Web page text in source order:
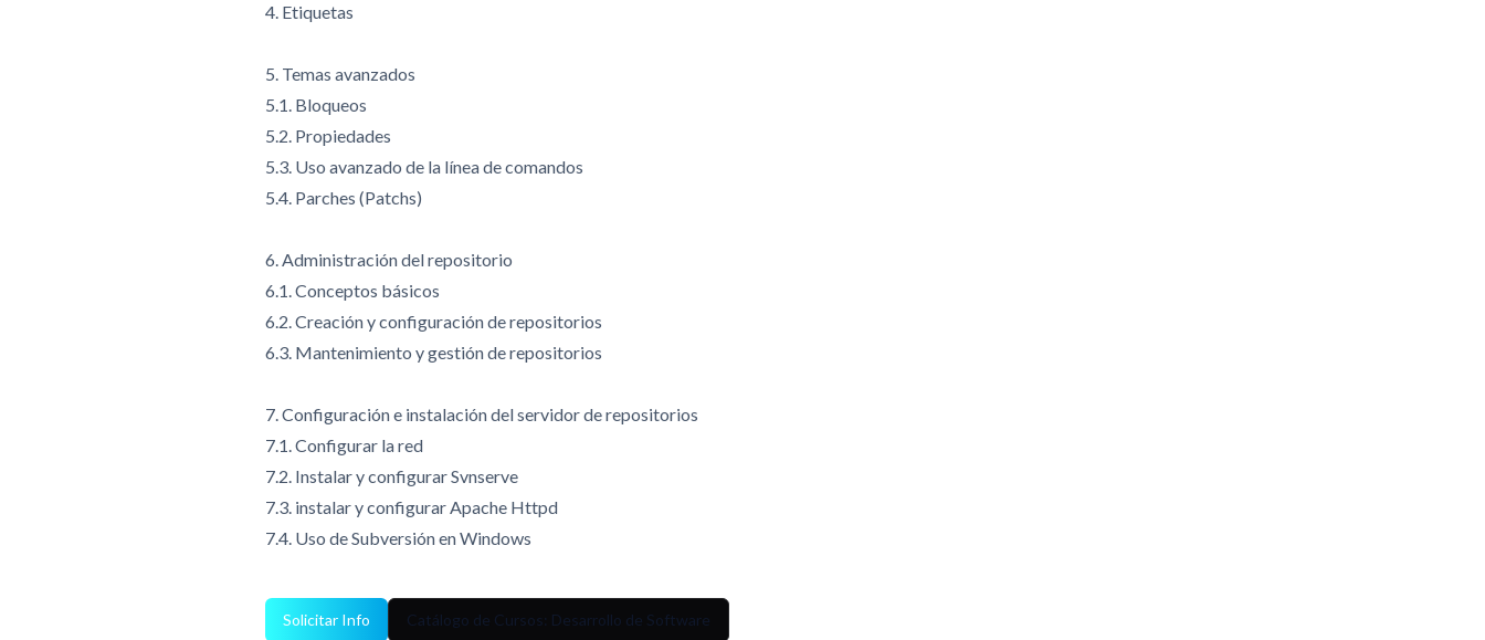
4. Etiquetas
5. Temas avanzados
5.1. Bloqueos
5.2. Propiedades
5.3. Uso avanzado de la línea de comandos
5.4. Parches (Patchs)
6. Administración del repositorio
6.1. Conceptos básicos
6.2. Creación y configuración de repositorios
6.3. Mantenimiento y gestión de repositorios
7. Configuración e instalación del servidor de repositorios
7.1. Configurar la red
7.2. Instalar y configurar Svnserve
7.3. instalar y configurar Apache Httpd
7.4. Uso de Subversión en Windows
Solicitar Info Catálogo de Cursos: Desarrollo de Software